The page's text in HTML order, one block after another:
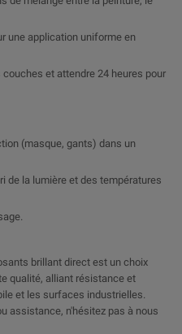
une application uniforme en
et attendre 24 heures pour
(masque, gants) dans un
de la lumière et des températures
brillant direct est un choix
qualité, alliant résistance et
et les surfaces industrielles.
assistance, n'hésitez pas à nous